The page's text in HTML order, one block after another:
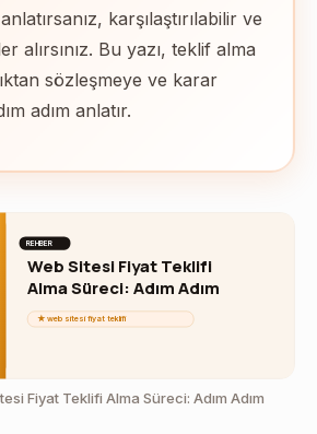
karşılaştırılabilir ve
alırsınız. Bu yazı, teklif alma
sözleşmeye ve karar
adım anlatır.
REHBER
Web Sitesi Fiyat Teklifi
Alma Süreci: Adım Adım
★ web sitesi fiyat teklifi
Fiyat Teklifi Alma Süreci: Adım Adım